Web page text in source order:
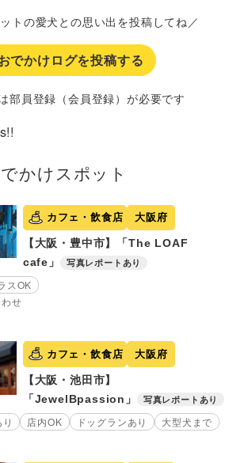
トの愛犬との思い出を投稿してね／
でかけログを投稿する
部員登録（会員登録）が必要です
かけスポット
カフェ・飲食店 大阪府
【大阪・豊中市】「The LOAF
cafe」
写真レポートあり
スOK
せ
カフェ・飲食店 大阪府
【大阪・池田市】
「JewelBpassion」
写真レポートあり
店内OK ドッグランあり 大型犬まで